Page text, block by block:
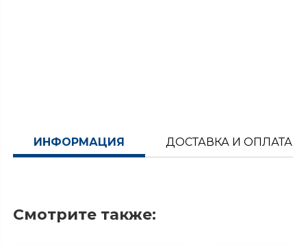
ИНФОРМАЦИЯ ДОСТАВКА И ОПЛАТА
Смотрите также: